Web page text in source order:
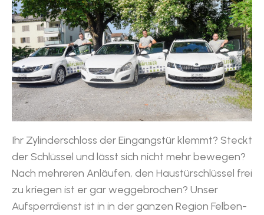
Ihr Zylinderschloss der Eingangstür klemmt? Steckt
der Schlüssel und lässt sich nicht mehr bewegen?
Nach mehreren Anläufen, den Haustürschlüssel frei
zu kriegen ist er gar weggebrochen? Unser
Aufsperrdienst ist in in der ganzen Region Felben-